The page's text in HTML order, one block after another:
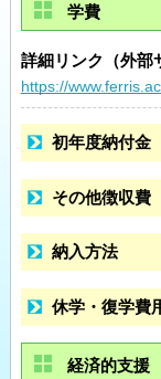
学費
詳細リンク（外部
https://
初年度納付金
その他徴収費
納入方法
休学・復学費
経済的支援